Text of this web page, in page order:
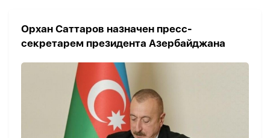
Орхан Саттаров назначен пресс-
секретарем президента Азербайджана